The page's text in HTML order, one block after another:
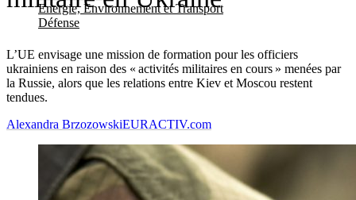
Energie, Environnement et Transport
Défense
L’UE envisage une mission de formation pour les officiers
ukrainiens en raison des « activités militaires en cours » menées par
la Russie, alors que les relations entre Kiev et Moscou restent
tendues.
Alexandra BrzozowskiEURACTIV.com